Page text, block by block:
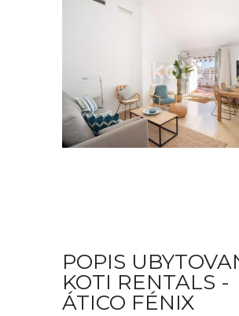
POPIS
KOTI RENTALS -
ÁTICO FÉNIX